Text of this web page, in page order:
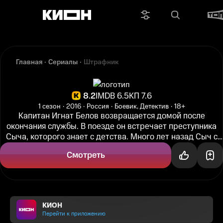
Главная Сериалы Штрафник
8.2IMDB 6.5КП 7.6
1 сезон 2016 Россия Боевик, Детектив 18+
Капитан Игнат Белов возвращается домой после
окончания службы. В поезде он встречает преступника
Сыча, которого знает с детства. Много лет назад Сыч с
малолетними подельниками...
Смотреть
КИОН
Перейти к приложению